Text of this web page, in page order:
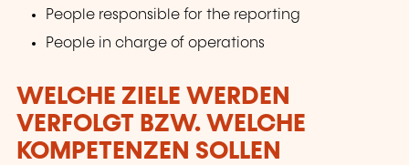
People responsible for the reporting
People in charge of operations
WELCHE ZIELE WERDEN
VERFOLGT BZW. WELCHE
KOMPETENZEN SOLLEN